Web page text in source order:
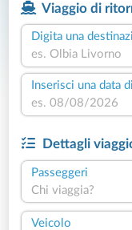
Viaggio di
Digita una
Inserisci una data
Dettagli
Passeggeri
Chi viaggia?
Veicolo